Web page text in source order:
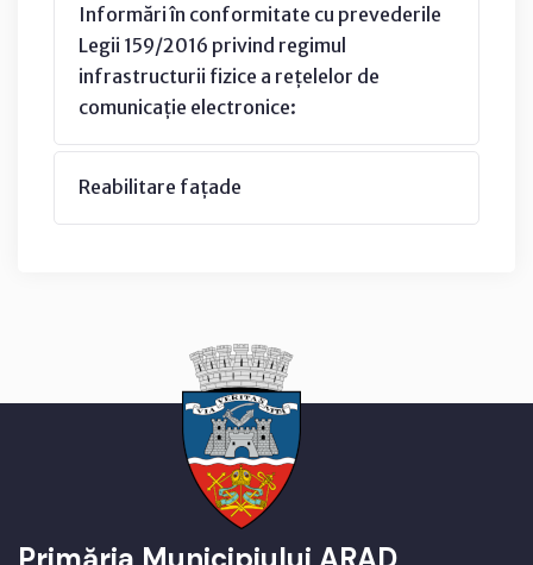
Informări în conformitate cu prevederile
Legii 159/2016 privind regimul
infrastructurii fizice a rețelelor de
comunicație electronice:
Reabilitare fațade